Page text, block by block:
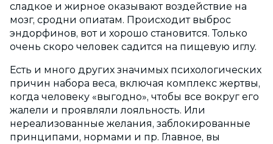
сладкое и жирное оказывают воздействие на
мозг, сродни опиатам. Происходит выброс
эндорфинов, вот и хорошо становится. Только
очень скоро человек садится на пищевую иглу.
Есть и много других значимых психологических
причин набора веса, включая комплекс жертвы,
когда человеку «выгодно», чтобы все вокруг его
жалели и проявляли лояльность. Или
нереализованные желания, заблокированные
принципами, нормами и пр. Главное, вы